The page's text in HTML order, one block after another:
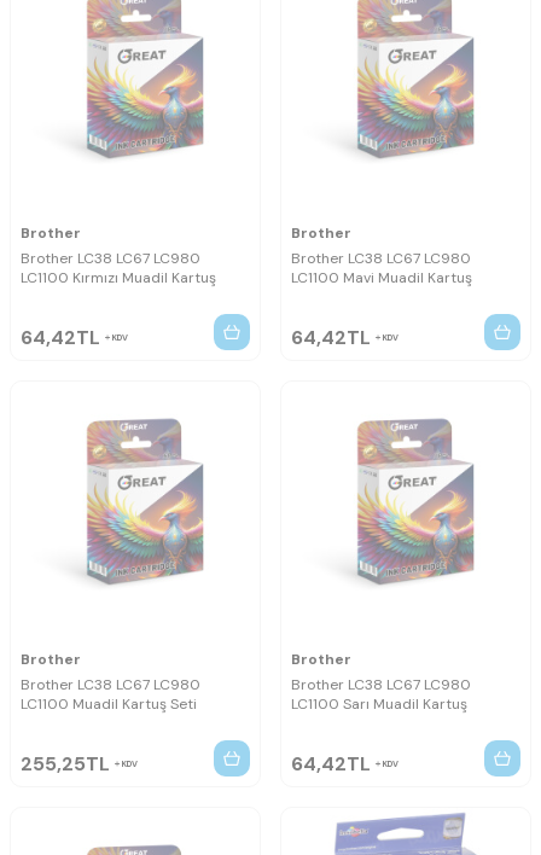
Brother
Brother LC38 LC67 LC980
LC1100 Kırmızı Muadil Kartuş
64,42TL KDV
Brother
Brother LC38 LC67 LC980
LC1100 Mavi Muadil Kartuş
64,42TL KDV
Brother
Brother LC38 LC67 LC980
LC1100 Muadil Kartuş Seti
255,25TL KDV
Brother
Brother LC38 LC67 LC980
LC1100 Sarı Muadil Kartuş
64,42TL KDV